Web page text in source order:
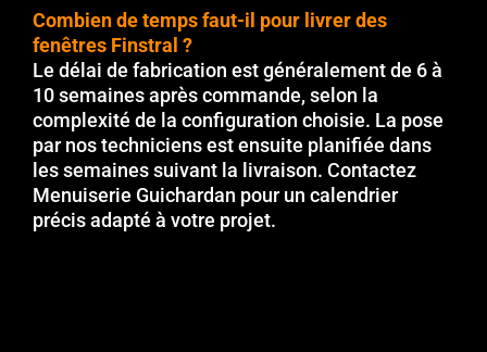
Combien de temps faut-il pour livrer des
fenêtres Finstral ?
Le délai de fabrication est généralement de 6 à
10 semaines après commande, selon la
complexité de la configuration choisie. La pose
par nos techniciens est ensuite planifiée dans
les semaines suivant la livraison. Contactez
Menuiserie Guichardan pour un calendrier
précis adapté à votre projet.